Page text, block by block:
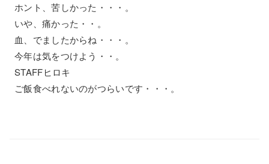
ホント、苦しかった・・・。
いや、痛かった・・。
血、でましたからね・・・。
今年は気をつけよう・・。
STAFFヒロキ
ご飯食べれないのがつらいです・・・。